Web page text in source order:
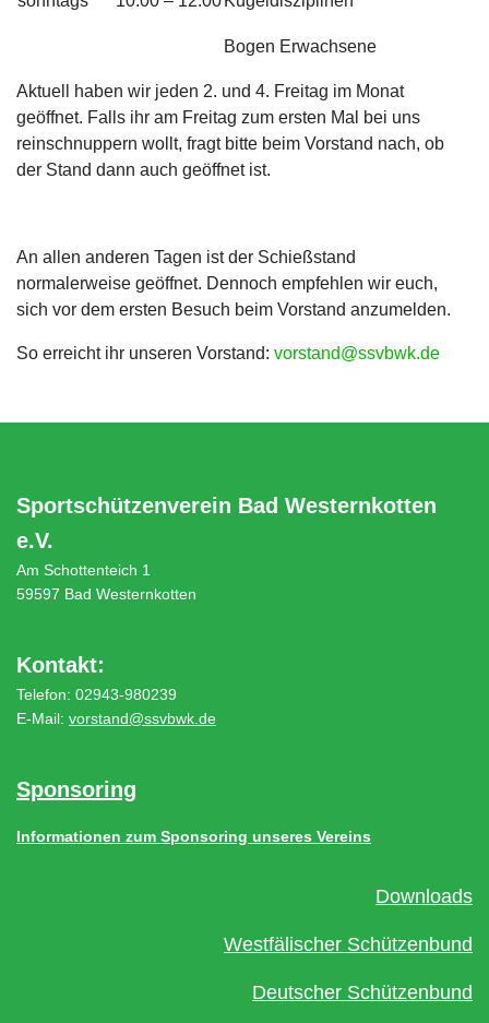
Bogen Erwachsene
Aktuell haben wir jeden 2. und 4. Freitag im Monat
geöffnet. Falls ihr am Freitag zum ersten Mal bei uns
reinschnuppern wollt, fragt bitte beim Vorstand nach, ob
der Stand dann auch geöffnet ist.
An allen anderen Tagen ist der Schießstand
normalerweise geöffnet. Dennoch empfehlen wir euch,
sich vor dem ersten Besuch beim Vorstand anzumelden.
So erreicht ihr unseren Vorstand: vorstand@ssvbwk.de
Sportschützenverein Bad Westernkotten
e.V.
Am Schottenteich 1
59597 Bad Westernkotten
Kontakt:
Telefon: 02943-980239
E-Mail: vorstand@ssvbwk.de
Sponsoring
Informationen zum Sponsoring unseres Vereins
Downloads
Westfälischer Schützenbund
Deutscher Schützenbund